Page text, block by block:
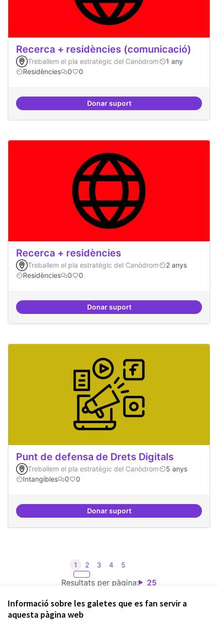
Informació sobre les galetes que es fan servir a
aquesta pàgina web
Recerca + residències (comunicació)
Treballem el pla estratègic del Canòdrom
1 any
Residències
0 0
Donar suportRecerca + residències
Recerca + residències
Treballem el pla estratègic del Canòdrom
2 anys
Residències
0 0
Donar suportRecerca + residències
Punt de defensa de Drets Digitals
Treballem el pla estratègic del Canòdrom
5 anys
Intangibles
0 0
Donar suportPunt de defensa de Drets Digitals
Resultats per pàgina: 25
1 2 3 4 5